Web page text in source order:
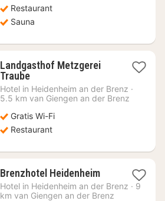
Restaurant
Sauna
Landgasthof Metzgerei
Traube1
nacht
vanaf
101,87
Hotel in Heidenheim an der Brenz ·
5.5 km van Giengen an der Brenz
Gratis Wi-Fi
Restaurant
Brenzhotel Heidenheim1
nacht
vanaf
Hotel in Heidenheim an der Brenz · 9
km van Giengen an der Brenz